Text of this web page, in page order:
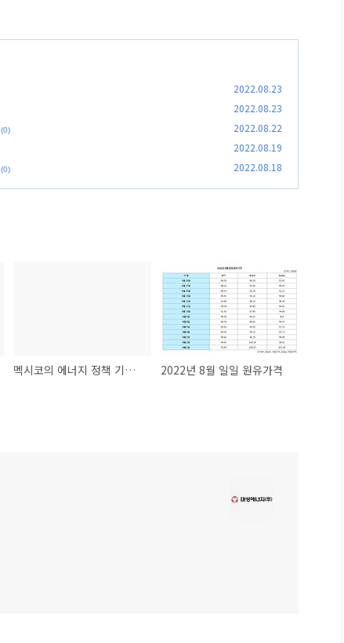
2022.08.23
2022.08.23
(0) 2022.08.22
2022.08.19
(0) 2022.08.18
멕시코의 에너지 정책 기조 변화와 향후 부정적 영향 전망 2022년 8월 일일 원유가격